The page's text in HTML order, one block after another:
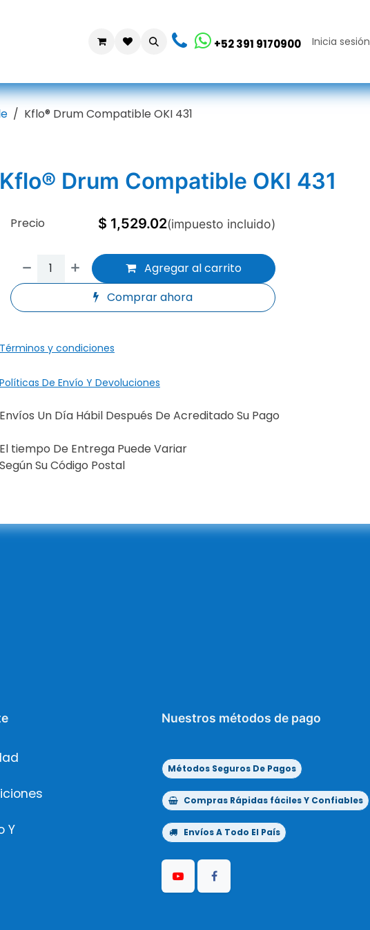
+52 391 9170900 Inicia sesión
Kflo® Drum Compatible OKI 431
Kflo® Drum Compatible OKI 431
Agregar al carrito
Comprar ahora
Precio $ 1,529.02(impuesto incluido)
Términos y condiciones
Políticas De Envío Y Devoluciones
Envíos Un Día Hábil Después De Acreditado Su Pago
El tiempo De Entrega Puede Variar
Según Su Código Postal
Y
Nuestros métodos de pago
Métodos Seguros De Pagos
Compras Rápidas fáciles Y Confiables
Envíos A Todo El País